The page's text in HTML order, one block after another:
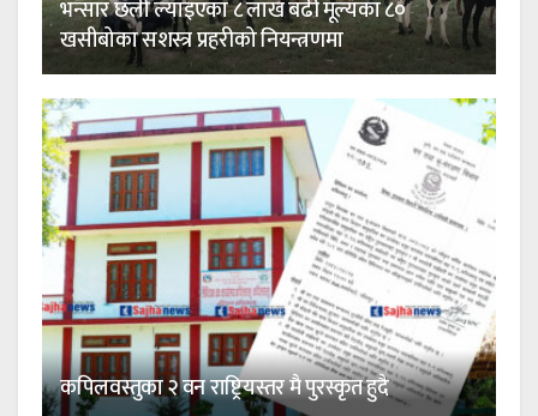
भन्सार छली ल्याइएका ८ लाख बढी मूल्यका ८०
खसीबोका सशस्त्र प्रहरीको नियन्त्रणमा
कपिलवस्तुका २ वन राष्ट्रियस्तर मै पुरस्कृत हुदै